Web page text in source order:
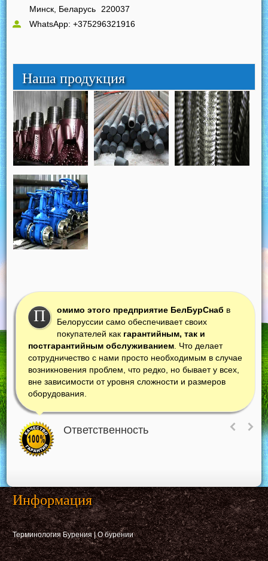
Минск, Беларусь 220037
WhatsApp: +375296321916
Наша продукция
П омимо этого предприятие БелБурСнаб в
Белоруссии само обеспечивает своих
покупателей как гарантийным, так и
постгарантийным обслуживанием. Что делает
сотрудничество с нами просто необходимым в случае
возникновения проблем, что редко, но бывает у всех,
вне зависимости от уровня сложности и размеров
оборудования.
Ответственность
Информация
Терминология Бурения|О бурении